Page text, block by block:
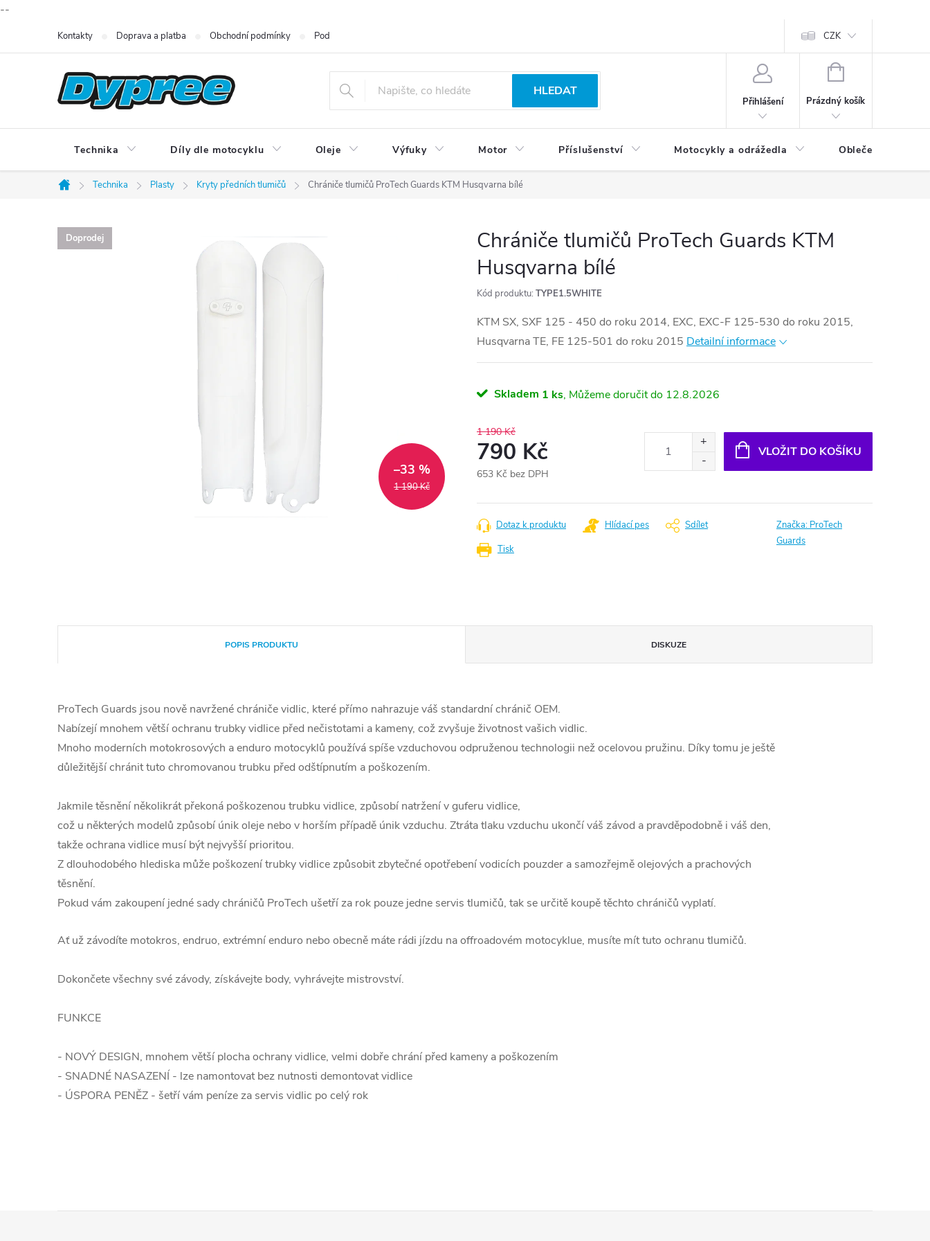
--
Kontakty Doprava a platba Obchodní podmínky Podmínky ochrany osobních údajů CZK
HLEDAT
Přihlášení
NÁKUPNÍ
Prázdný košík
Technika Díly dle motocyklu Oleje Výfuky Motor Příslušenství Motocykly a odrážedla Oblečení a
Domů
Technika Plasty Kryty předních tlumičů Chrániče tlumičů ProTech Guards KTM Husqvarna bílé
Doprodej
1 190 Kč
–33 %
Chrániče tlumičů ProTech Guards KTM
Husqvarna bílé
Kód produktu: TYPE1.5WHITE
KTM SX, SXF 125 - 450 do roku 2014, EXC, EXC-F 125-530 do roku 2015,
Husqvarna TE, FE 125-501 do roku 2015 Detailní informace
Skladem 1 ks 12.8.2026
1 190 Kč
790 Kč
653 Kč bez DPH
cena:
VLOŽIT DO KOŠÍKU
Tisk
Dotaz k produktu Hlídací pes Sdílet Značka: ProTech
Guards
POPIS PRODUKTU DISKUZE
ProTech Guards jsou nově navržené chrániče vidlic, které přímo nahrazuje váš standardní chránič OEM.
Nabízejí mnohem větší ochranu trubky vidlice před nečistotami a kameny, což zvyšuje životnost vašich vidlic.
Mnoho moderních motokrosových a enduro motocyklů používá spíše vzduchovou odpruženou technologii než ocelovou pružinu. Díky tomu je ještě
důležitější chránit tuto chromovanou trubku před odštípnutím a poškozením.
Jakmile těsnění několikrát překoná poškozenou trubku vidlice, způsobí natržení v guferu vidlice,
což u některých modelů způsobí únik oleje nebo v horším případě únik vzduchu. Ztráta tlaku vzduchu ukončí váš závod a pravděpodobně i váš den,
takže ochrana vidlice musí být nejvyšší prioritou.
Z dlouhodobého hlediska může poškození trubky vidlice způsobit zbytečné opotřebení vodicích pouzder a samozřejmě olejových a prachových
těsnění.
Pokud vám zakoupení jedné sady chráničů ProTech ušetří za rok pouze jedne servis tlumičů, tak se určitě koupě těchto chráničů vyplatí.
Ať už závodíte motokros, endruo, extrémní enduro nebo obecně máte rádi jízdu na offroadovém motocyklue, musíte mít tuto ochranu tlumičů.
Dokončete všechny své závody, získávejte body, vyhrávejte mistrovství.
FUNKCE
- NOVÝ DESIGN, mnohem větší plocha ochrany vidlice, velmi dobře chrání před kameny a poškozením
- SNADNÉ NASAZENÍ - lze namontovat bez nutnosti demontovat vidlice
- ÚSPORA PENĚZ - šetří vám peníze za servis vidlic po celý rok